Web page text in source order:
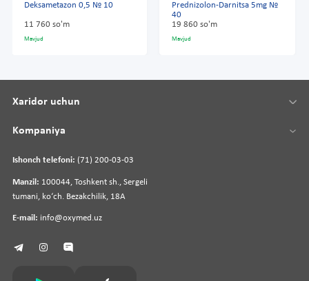
Deksametazon 0,5 № 10
11 760 so'm
Mavjud
Prednizolon-Darnitsa 5mg №
40
19 860 so'm
Mavjud
Ishonch telefoni: (71) 200-03-03
Manzil: 100044, Toshkent sh., Sergeli
tumani, koʻch. Bezakchilik, 18A
E-mail: info@oxymed.uz
Xaridor uchun
Kompaniya